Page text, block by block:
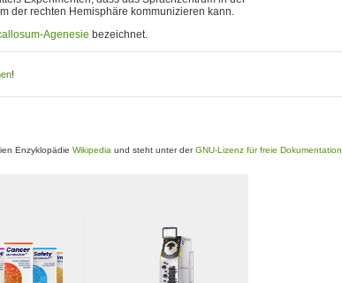
der rechten Hemisphäre kommunizieren kann.
Agenesie bezeichnet.
!
Enzyklopädie Wikipedia und steht unter derGNU-Lizenz für freie Dokumentation